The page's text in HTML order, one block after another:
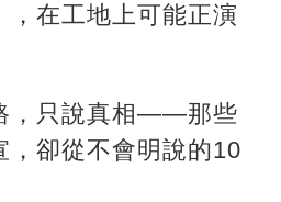
，在工地上可能正演
，只說真相——那些
，卻從不會明說的10